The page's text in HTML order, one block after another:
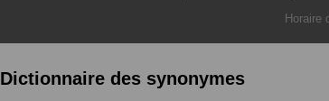
Horaire
Dictionnaire des synonymes